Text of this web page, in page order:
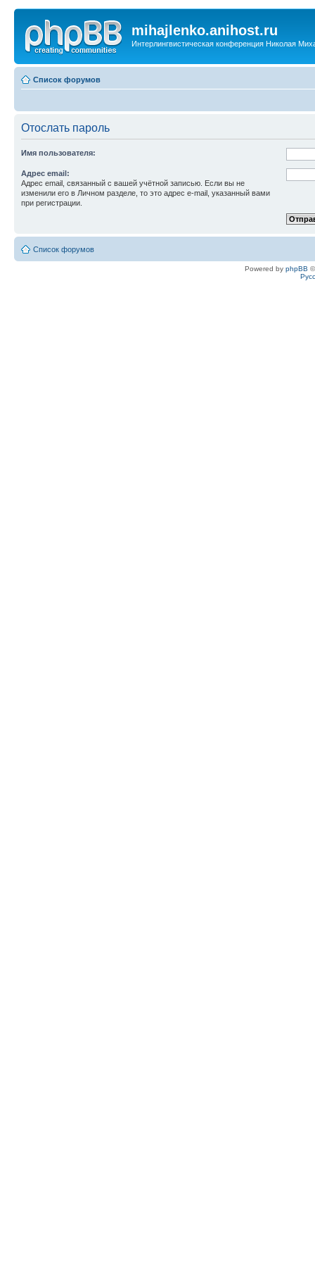
mihajlenko.anihost.ru
Интерлингвистическая конференция Николая
Список форумов
Отослать пароль
Имя пользователя:
Адрес email:
Адрес email, связанный с вашей учётной записью. Если вы не
изменили его в Личном разделе, то это адрес e-mail, указанный вами
при регистрации.
Список форумов
Powered by phpBB